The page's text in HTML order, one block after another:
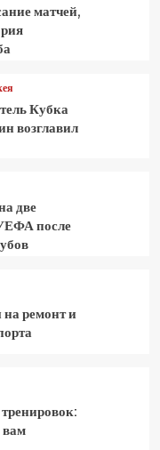
матчей,
Кубка
возглавил
две
после
ремонт и
вам